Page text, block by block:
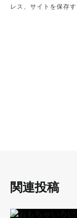
レス、サイトを保存す
関連投稿